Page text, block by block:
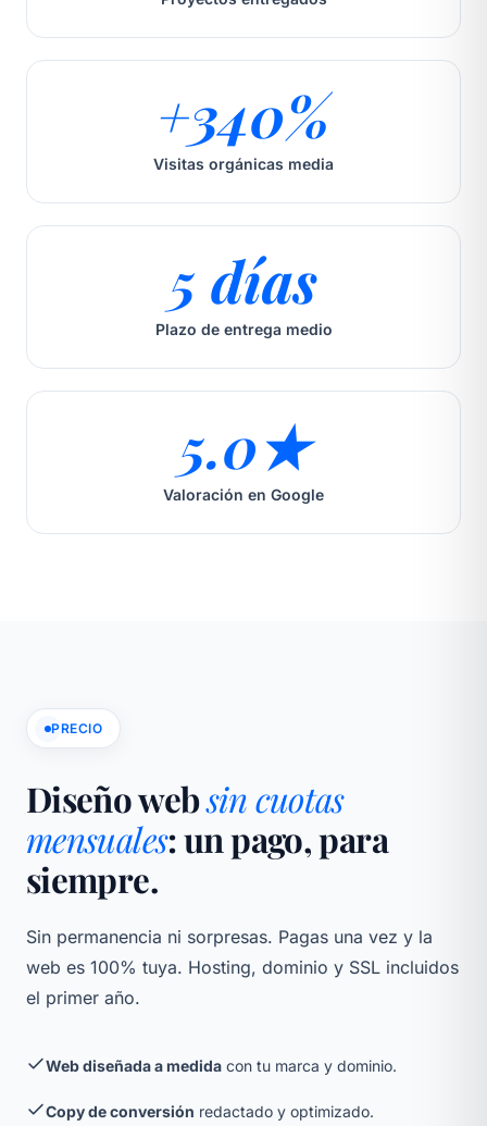
+340%
Visitas orgánicas media
5 días
Plazo de entrega medio
5.0★
Valoración en Google
PRECIO
Diseño websin cuotas
mensuales: un pago, para
siempre.
Sin permanencia ni sorpresas. Pagas una vez y la
web es 100% tuya. Hosting, dominio y SSL incluidos
el primer año.
Web diseñada a medida con tu marca y dominio.
Copy de conversión redactado y optimizado.